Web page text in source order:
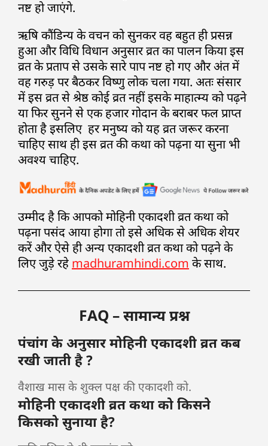
नष्ट हो जाएंगे.
ऋषि कौंडिन्य के वचन को सुनकर वह बहुत ही प्रसन्न
हुआ और विधि विधान अनुसार व्रत का पालन किया इस
व्रत के प्रताप से उसके सारे पाप नष्ट हो गए और अंत में
वह गरुड़ पर बैठकर विष्णु लोक चला गया. अतः संसार
में इस व्रत से श्रेष्ठ कोई व्रत नहीं इसके माहात्म्य को पढ़ने
या फिर सुनने से एक हजार गोदान के बराबर फल प्राप्त
होता है इसलिए हर मनुष्य को यह व्रत जरूर करना
चाहिए साथ ही इस व्रत की कथा को पढ़ना या सुना भी
अवश्य चाहिए.
उम्मीद है कि आपको मोहिनी एकादशी व्रत कथा को
पढ़ना पसंद आया होगा तो इसे अधिक से अधिक शेयर
करें और ऐसे ही अन्य एकादशी व्रत कथा को पढ़ने के
लिए जुड़े रहे madhuramhindi.com के साथ.
FAQ – सामान्य प्रश्न
पंचांग के अनुसार मोहिनी एकादशी व्रत कब
रखी जाती है ?
वैशाख मास के शुक्ल पक्ष की एकादशी को.
मोहिनी एकादशी व्रत कथा को किसने
किसको सुनाया है?